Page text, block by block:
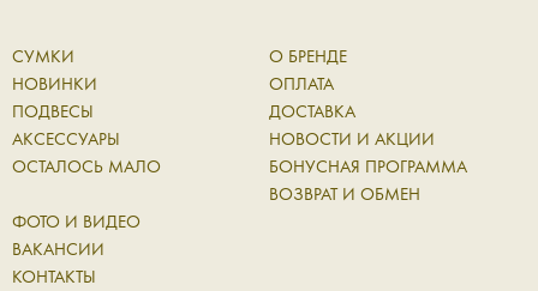
СУМКИ
НОВИНКИ
ПОДВЕСЫ
АКСЕССУАРЫ
ОСТАЛОСЬ МАЛО
О БРЕНДЕ
ОПЛАТА
ДОСТАВКА
НОВОСТИ И АКЦИИ
БОНУСНАЯ ПРОГРАММА
ВОЗВРАТ И ОБМЕН
ФОТО И ВИДЕО
ВАКАНСИИ
КОНТАКТЫ